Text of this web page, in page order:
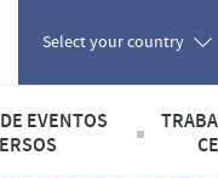
Select your country
Poland
EVENTOS